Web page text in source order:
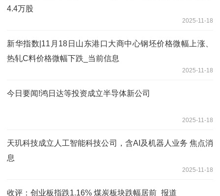
4.4万股
2025-11-18
新华指数|11月18日山东港口大商中心钢坯价格微幅上涨、
热轧C料价格微幅下跌_当前信息
2025-11-18
今日要闻!鸿日达等投资成立半导体新公司
2025-11-18
天玑科技成立人工智能科技公司，含AI及机器人业务 焦点消
息
2025-11-18
收评：创业板指跌1.16% 煤炭板块跌幅居前_报道